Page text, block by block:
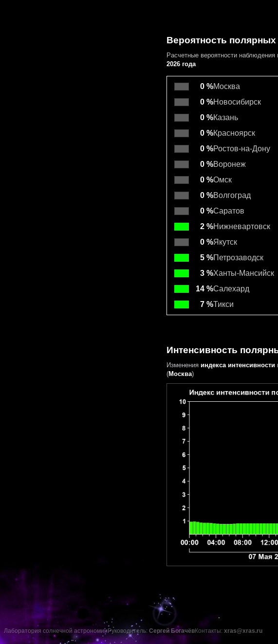
Вероятность
Расчетные вероятности наблюдения
2026 года
0 %Москва
0 %Новосибирск
0 %Казань
0 %Красноярск
0 %Ростов-на-Дону
0 %Воронеж
0 %Омск
0 %Волгоград
0 %Саратов
2 %Нижневартовск
0 %Якутск
5 %Петрозаводск
3 %Ханты-Мансийск
14 %Салехард
7 %Тикси
Интенсивность
Изменения индекса интенсивности
(Москва)
Лаборатория солнечной астрономииРуководитель: Сергей БогачёвКонтакты: xras@xras.ru